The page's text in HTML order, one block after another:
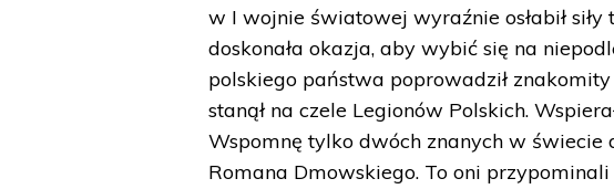
w I wojnie światowej wyraźnie osłabił
doskonała okazja, aby wybić się na
polskiego państwa poprowadził
stanął na czele Legionów Polskich.
Wspomnę tylko dwóch znanych w
Romana Dmowskiego. To oni